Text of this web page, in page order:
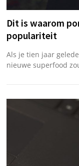
Dit is waarom
populariteit
Als je tien jaar
nieuwe superfood